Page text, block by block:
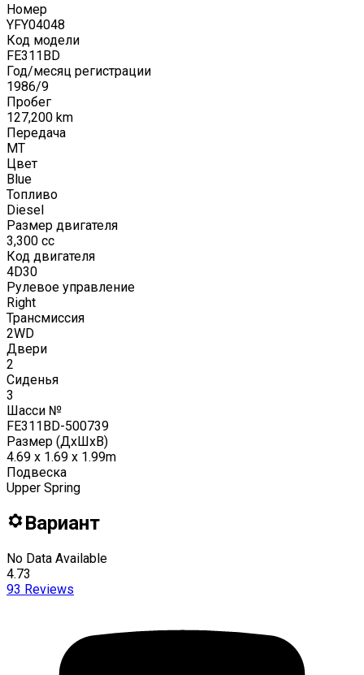
Номер
YFY04048
Код модели
FE311BD
Год/месяц регистрации
1986/9
Пробег
127,200 km
Передача
MT
Цвет
Blue
Топливо
Diesel
Размер двигателя
3,300 cc
Код двигателя
4D30
Рулевое управление
Right
Трансмиссия
2WD
Двери
2
Сиденья
3
Шасси №
FE311BD-500739
Размер (ДxШxВ)
4.69 x 1.69 x 1.99m
Подвеска
Upper Spring
Вариант
No Data Available
4.73
93 Reviews